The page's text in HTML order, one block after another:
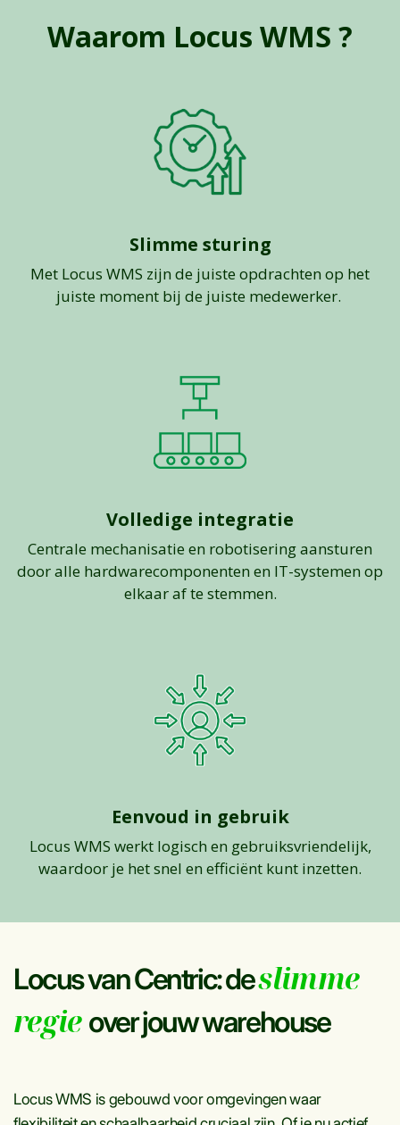
Waarom Locus WMS ?
Slimme sturing
Met Locus WMS zijn de juiste opdrachten op het
juiste moment bij de juiste medewerker.
Volledige integratie
Centrale mechanisatie en robotisering aansturen
door alle hardwarecomponenten en IT-systemen op
elkaar af te stemmen.
Eenvoud in gebruik
Locus WMS werkt logisch en gebruiksvriendelijk,
waardoor je het snel en efficiënt kunt inzetten.
Locus van Centric: deslimme
regie over jouw warehouse
Locus WMS is gebouwd voor omgevingen waar